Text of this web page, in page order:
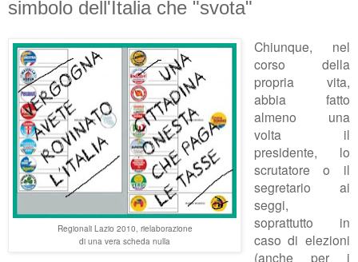
simbolo dell'Italia che "svota"
Regionali Lazio 2010, rielaborazione
di una vera scheda nulla
Chiunque, nel
corso della
propria vita,
abbia fatto
almeno una
volta il
presidente, lo
scrutatore o il
segretario ai
seggi,
soprattutto in
caso di elezioni
(anche per i